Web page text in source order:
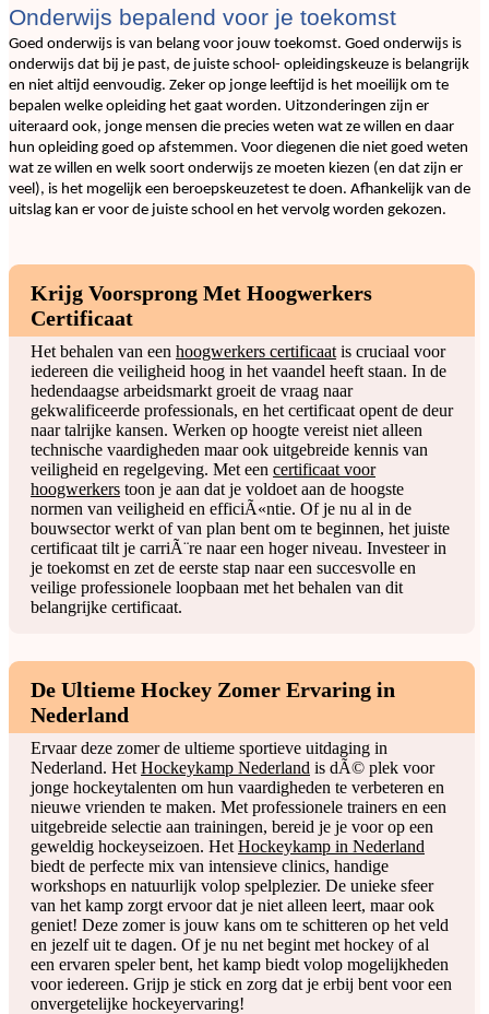
Onderwijs bepalend voor je toekomst
Goed onderwijs is van belang voor jouw toekomst. Goed onderwijs is
onderwijs dat bij je past, de juiste school- opleidingskeuze is belangrijk
en niet altijd eenvoudig. Zeker op jonge leeftijd is het moeilijk om te
bepalen welke opleiding het gaat worden. Uitzonderingen zijn er
uiteraard ook, jonge mensen die precies weten wat ze willen en daar
hun opleiding goed op afstemmen. Voor diegenen die niet goed weten
wat ze willen en welk soort onderwijs ze moeten kiezen (en dat zijn er
veel), is het mogelijk een beroepskeuzetest te doen. Afhankelijk van de
uitslag kan er voor de juiste school en het vervolg worden gekozen.
Krijg Voorsprong Met Hoogwerkers
Certificaat
Het behalen van een hoogwerkers certificaat is cruciaal voor
iedereen die veiligheid hoog in het vaandel heeft staan. In de
hedendaagse arbeidsmarkt groeit de vraag naar
gekwalificeerde professionals, en het certificaat opent de deur
naar talrijke kansen. Werken op hoogte vereist niet alleen
technische vaardigheden maar ook uitgebreide kennis van
veiligheid en regelgeving. Met een certificaat voor
hoogwerkers toon je aan dat je voldoet aan de hoogste
normen van veiligheid en efficiÃ«ntie. Of je nu al in de
bouwsector werkt of van plan bent om te beginnen, het juiste
certificaat tilt je carriÃ¨re naar een hoger niveau. Investeer in
je toekomst en zet de eerste stap naar een succesvolle en
veilige professionele loopbaan met het behalen van dit
belangrijke certificaat.
De Ultieme Hockey Zomer Ervaring in
Nederland
Ervaar deze zomer de ultieme sportieve uitdaging in
Nederland. Het Hockeykamp Nederland is dÃ© plek voor
jonge hockeytalenten om hun vaardigheden te verbeteren en
nieuwe vrienden te maken. Met professionele trainers en een
uitgebreide selectie aan trainingen, bereid je je voor op een
geweldig hockeyseizoen. Het Hockeykamp in Nederland
biedt de perfecte mix van intensieve clinics, handige
workshops en natuurlijk volop spelplezier. De unieke sfeer
van het kamp zorgt ervoor dat je niet alleen leert, maar ook
geniet! Deze zomer is jouw kans om te schitteren op het veld
en jezelf uit te dagen. Of je nu net begint met hockey of al
een ervaren speler bent, het kamp biedt volop mogelijkheden
voor iedereen. Grijp je stick en zorg dat je erbij bent voor een
onvergetelijke hockeyervaring!